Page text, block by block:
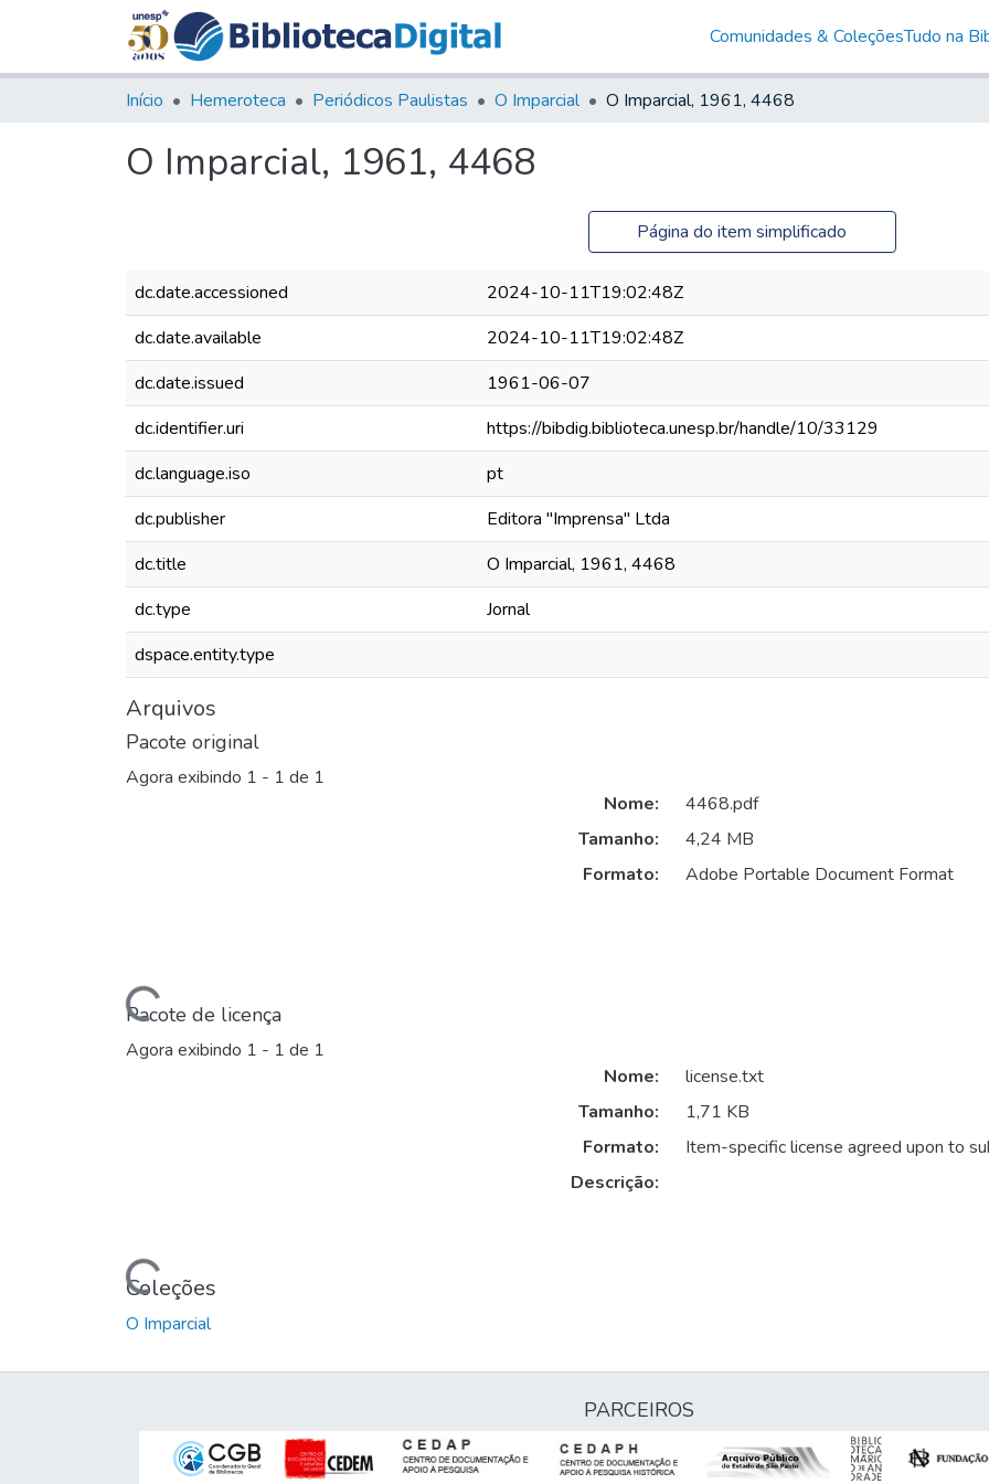
Comunidades & ColeçõesTudo na
Início Hemeroteca Periódicos Paulistas O Imparcial O Imparcial, 1961, 4468
O Imparcial, 1961, 4468
Página do item simplificado
dc.date.accessioned
2024-10-11T19:02:48Z
dc.date.available
2024-10-11T19:02:48Z
dc.date.issued
1961-06-07
dc.identifier.uri
https://bibdig.biblioteca.unesp.br/handle/10/33129
dc.language.iso
pt
dc.publisher
Editora "Imprensa" Ltda
dc.title
O Imparcial, 1961, 4468
dc.type
Jornal
dspace.entity.type
Arquivos
Pacote original
Agora exibindo 1 - 1 de 1
Carregando...
Nome:
4468.pdf
Tamanho:
4,24 MB
Formato:
Adobe Portable Document Format
Pacote de licença
Agora exibindo 1 - 1 de 1
Carregando...
Nome:
license.txt
Tamanho:
1,71 KB
Formato:
Item-specific license agreed upon to
Descrição:
Coleções
O Imparcial
PARCEIROS